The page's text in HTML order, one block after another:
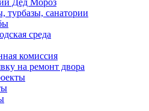
Дед Мороз
турбазы, санатории
среда
комиссия
на ремонт двора